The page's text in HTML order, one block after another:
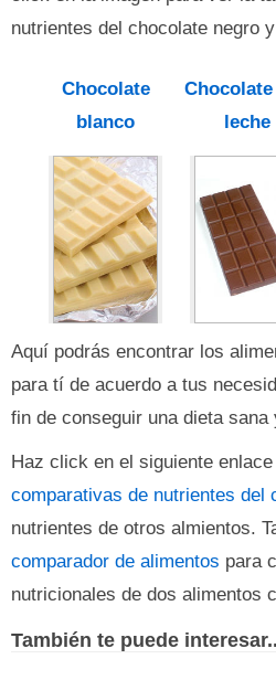
nutrientes del chocolate negro
Chocolate
blanco
leche
Aquí podrás encontrar los
para tí de acuerdo a tus
fin de conseguir una dieta sana
Haz click en el siguiente
comparativas de nutrientes del
nutrientes de otros almientos.
comparador de alimentos para
nutricionales de dos alimentos
También te puede